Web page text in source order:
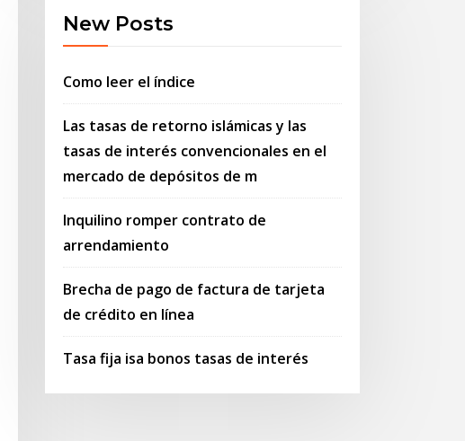
New Posts
Como leer el índice
Las tasas de retorno islámicas y las
tasas de interés convencionales en el
mercado de depósitos de m
Inquilino romper contrato de
arrendamiento
Brecha de pago de factura de tarjeta
de crédito en línea
Tasa fija isa bonos tasas de interés